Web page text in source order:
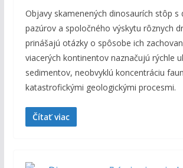
Objavy skamenených dinosaurích stôp s
pazúrov a spoločného výskytu rôznych
prinášajú otázky o spôsobe ich
viacerých kontinentov naznačujú rýchle
sedimentov, neobvyklú koncentráciu
katastrofickými geologickými procesmi.
Čítať viac